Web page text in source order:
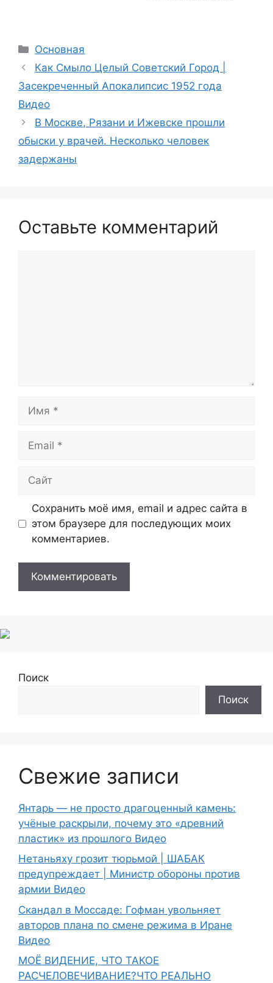
Рубрики
Основная
Как Смыло Целый Советский Город |
Засекреченный Апокалипсис 1952 года
Видео
В Москве, Рязани и Ижевске прошли
обыски у врачей. Несколько человек
задержаны
Оставьте комментарий
Имя
Email
Сайт
Сохранить моё имя, email и адрес сайта в
этом браузере для последующих моих
комментариев.
Поиск
Поиск
Свежие записи
Янтарь — не просто драгоценный камень:
учёные раскрыли, почему это «древний
пластик» из прошлого Видео
Нетаньяху грозит тюрьмой | ШАБАК
предупреждает | Министр обороны против
армии Видео
Скандал в Моссаде: Гофман увольняет
авторов плана по смене режима в Иране
Видео
МОЁ ВИДЕНИЕ, ЧТО ТАКОЕ
РАСЧЕЛОВЕЧИВАНИЕ?ЧТО РЕАЛЬНО